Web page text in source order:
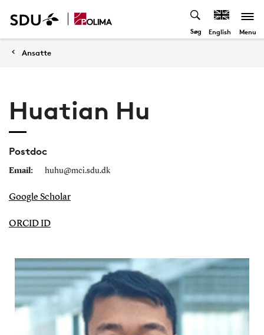
Søg English Menu
Ansatte
Huatian Hu
Postdoc
Email: huhu@mci.sdu.dk
Google Scholar
ORCID ID